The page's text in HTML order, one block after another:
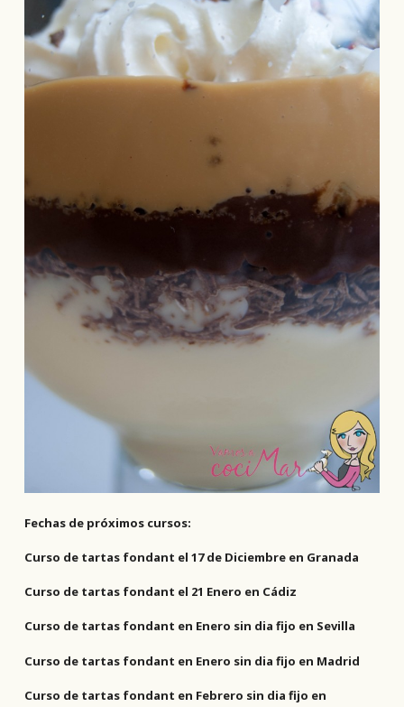
Fechas de próximos cursos:
Curso de tartas fondant el 17 de Diciembre en Granada
Curso de tartas fondant el 21 Enero en Cádiz
Curso de tartas fondant en Enero sin dia fijo en Sevilla
Curso de tartas fondant en Enero sin dia fijo en Madrid
Curso de tartas fondant en Febrero sin dia fijo en